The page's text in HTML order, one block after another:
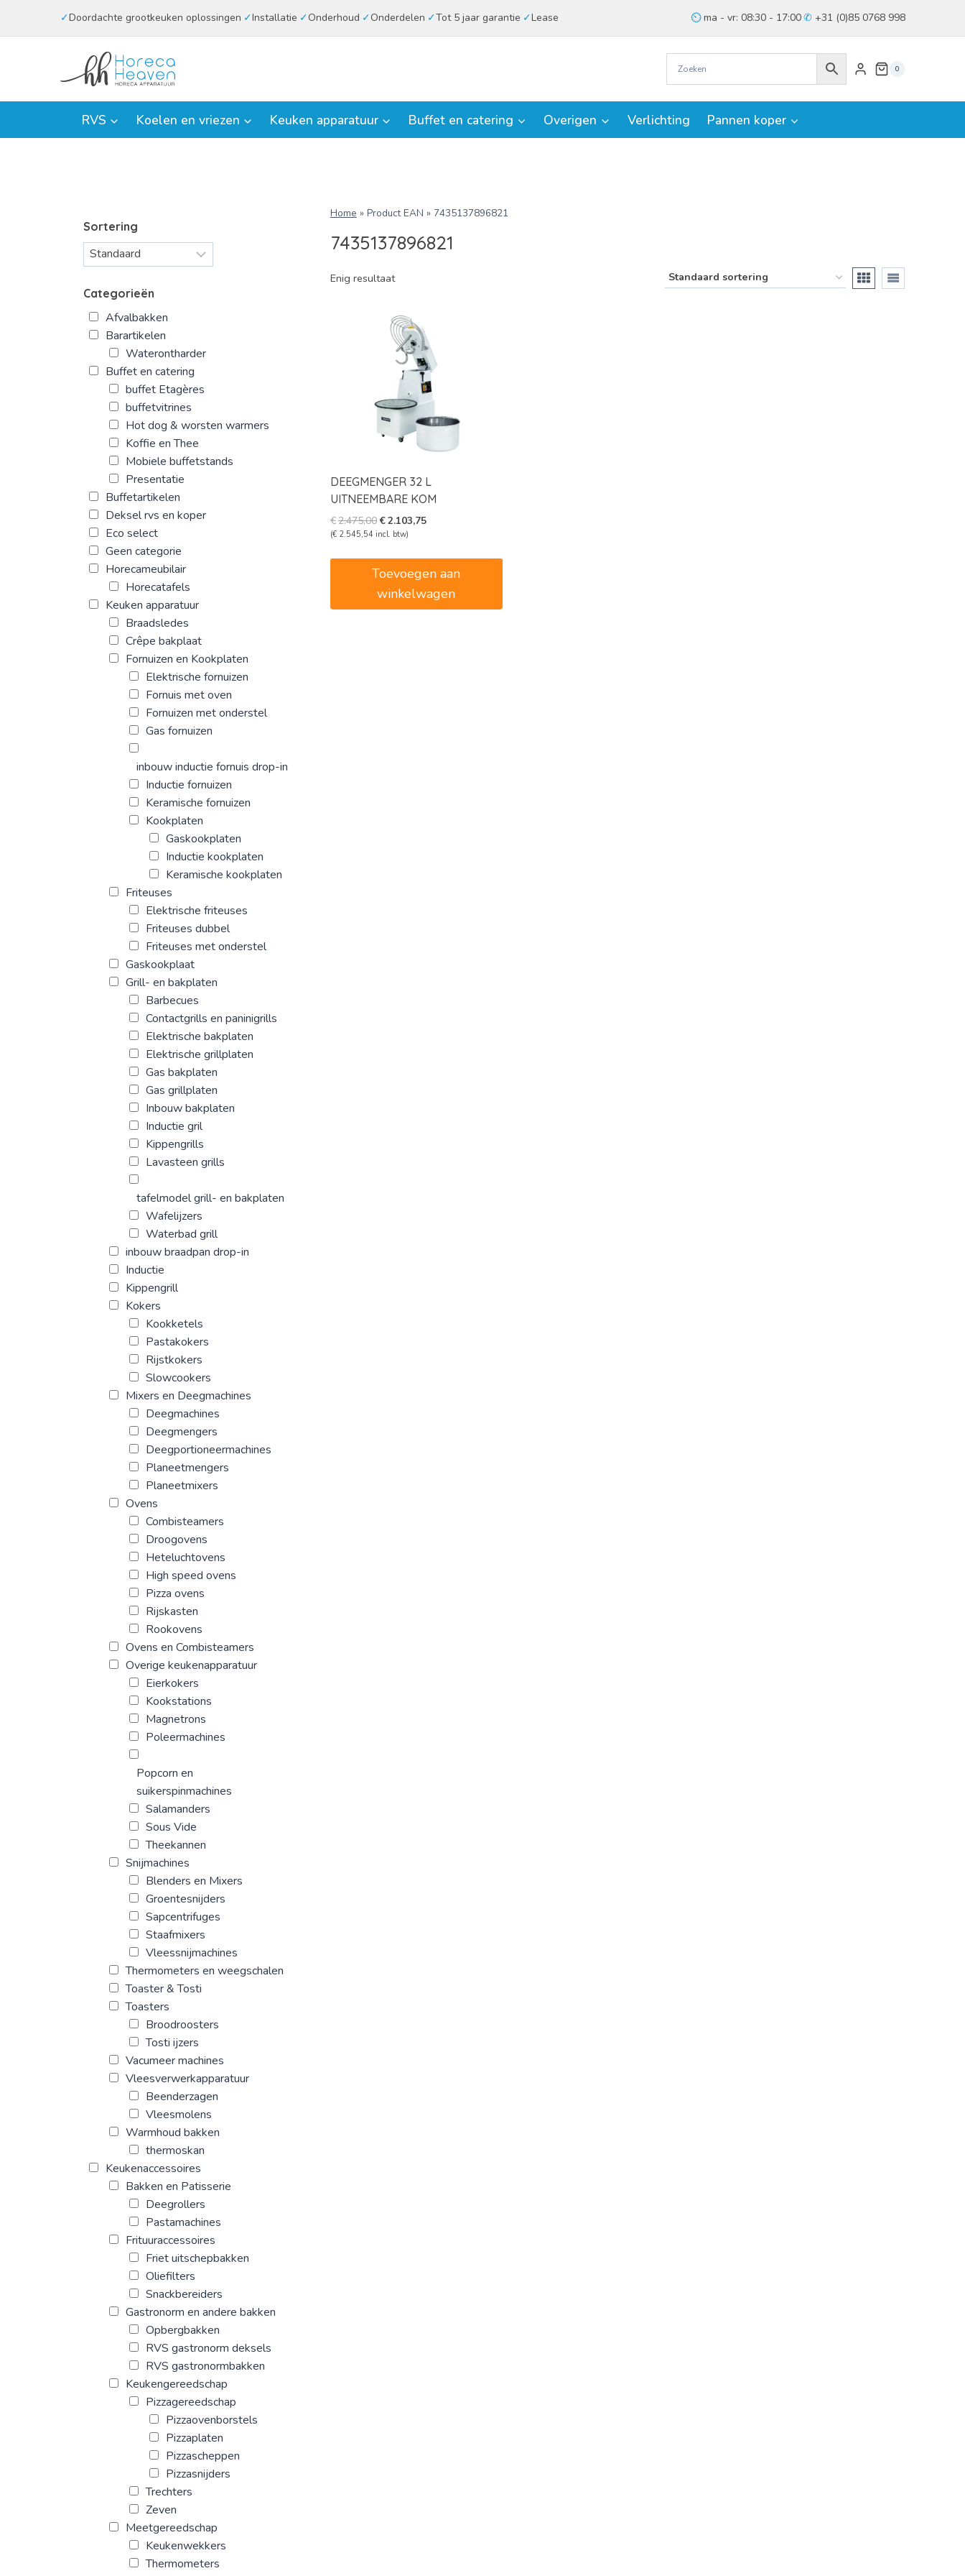
Doordachte grootkeuken oplossingen Installatie Onderhoud Onderdelen Tot 5 jaar garantie Lease ma - vr: 08:30 - 17:00 +31 (0)85 0768 998
0
RVS Koelen en vriezen Keuken apparatuur Buffet en catering Overigen Verlichting Pannen koper
Home » Product EAN » 7435137896821
7435137896821
Enig resultaat
DEEGMENGER 32 L
UITNEEMBARE KOM
€2.475,00Oorspronkelijke
prijs
€2.475,00.
€2.103,75Huidige
(€ 2.545,54 incl. btw)
Toevoegen aan
winkelwagen
Sortering
Categorieën
Afvalbakken
Barartikelen
Waterontharder
Buffet en catering
buffet Etagères
buffetvitrines
Hot dog & worsten warmers
Koffie en Thee
Mobiele buffetstands
Presentatie
Buffetartikelen
Deksel rvs en koper
Eco select
Geen categorie
Horecameubilair
Horecatafels
Keuken apparatuur
Braadsledes
Crêpe bakplaat
Fornuizen en Kookplaten
Elektrische fornuizen
Fornuis met oven
Fornuizen met onderstel
Gas fornuizen
inbouw inductie fornuis drop-in
Inductie fornuizen
Keramische fornuizen
Kookplaten
Gaskookplaten
Inductie kookplaten
Keramische kookplaten
Friteuses
Elektrische friteuses
Friteuses dubbel
Friteuses met onderstel
Gaskookplaat
Grill- en bakplaten
Barbecues
Contactgrills en paninigrills
Elektrische bakplaten
Elektrische grillplaten
Gas bakplaten
Gas grillplaten
Inbouw bakplaten
Inductie gril
Kippengrills
Lavasteen grills
tafelmodel grill- en bakplaten
Wafelijzers
Waterbad grill
inbouw braadpan drop-in
Inductie
Kippengrill
Kokers
Kookketels
Pastakokers
Rijstkokers
Slowcookers
Mixers en Deegmachines
Deegmachines
Deegmengers
Deegportioneermachines
Planeetmengers
Planeetmixers
Ovens
Combisteamers
Droogovens
Heteluchtovens
High speed ovens
Pizza ovens
Rijskasten
Rookovens
Ovens en Combisteamers
Overige keukenapparatuur
Eierkokers
Kookstations
Magnetrons
Poleermachines
Popcorn en
suikerspinmachines
Salamanders
Sous Vide
Theekannen
Snijmachines
Blenders en Mixers
Groentesnijders
Sapcentrifuges
Staafmixers
Vleessnijmachines
Thermometers en weegschalen
Toaster & Tosti
Toasters
Broodroosters
Tosti ijzers
Vacumeer machines
Vleesverwerkapparatuur
Beenderzagen
Vleesmolens
Warmhoud bakken
thermoskan
Keukenaccessoires
Bakken en Patisserie
Deegrollers
Pastamachines
Frituuraccessoires
Friet uitschepbakken
Oliefilters
Snackbereiders
Gastronorm en andere bakken
Opbergbakken
RVS gastronorm deksels
RVS gastronormbakken
Keukengereedschap
Pizzagereedschap
Pizzaovenborstels
Pizzaplaten
Pizzascheppen
Pizzasnijders
Trechters
Zeven
Meetgereedschap
Keukenwekkers
Thermometers